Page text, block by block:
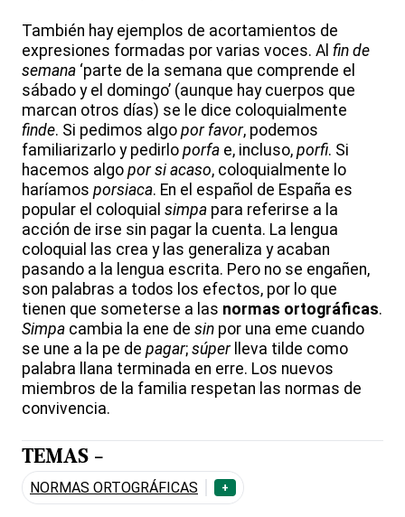
También hay ejemplos de acortamientos de
expresiones formadas por varias voces. Al fin de
semana ‘parte de la semana que comprende el
sábado y el domingo’ (aunque hay cuerpos que
marcan otros días) se le dice coloquialmente
finde. Si pedimos algo por favor, podemos
familiarizarlo y pedirlo porfa e, incluso, porfi. Si
hacemos algo por si acaso, coloquialmente lo
haríamos porsiaca. En el español de España es
popular el coloquial simpa para referirse a la
acción de irse sin pagar la cuenta. La lengua
coloquial las crea y las generaliza y acaban
pasando a la lengua escrita. Pero no se engañen,
son palabras a todos los efectos, por lo que
tienen que someterse a las normas ortográficas.
Simpa cambia la ene de sin por una eme cuando
se une a la pe de pagar; súperlleva tilde como
palabra llana terminada en erre. Los nuevos
miembros de la familia respetan las normas de
convivencia.
TEMAS -
NORMAS ORTOGRÁFICAS +